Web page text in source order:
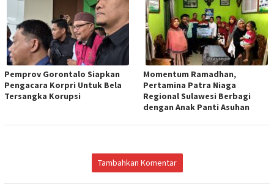
Pemprov Gorontalo Siapkan
Pengacara Korpri Untuk Bela
Tersangka Korupsi
Momentum Ramadhan,
Pertamina Patra Niaga
Regional Sulawesi Berbagi
dengan Anak Panti Asuhan
Tambahkan Komentar